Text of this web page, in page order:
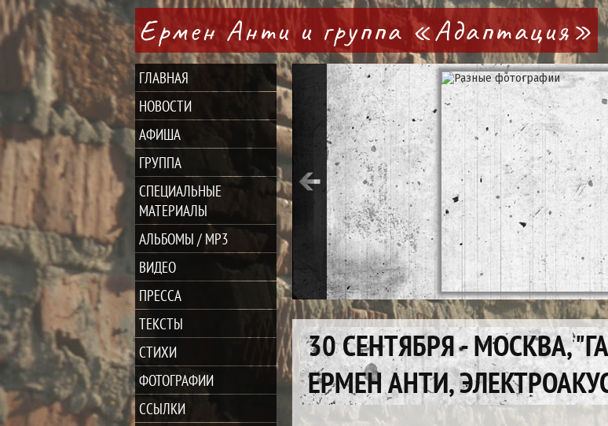
Ермен Анти и группа «Адаптация»
ГЛАВНАЯ
НОВОСТИ
АФИША
ГРУППА
СПЕЦИАЛЬНЫЕ
МАТЕРИАЛЫ
АЛЬБОМЫ / MP3
ВИДЕО
ПРЕССА
ТЕКСТЫ
СТИХИ
ФОТОГРАФИИ
ССЫЛКИ
30 СЕНТЯБРЯ - МОСКВА,
ЕРМЕН АНТИ,